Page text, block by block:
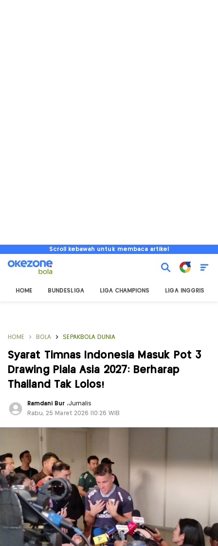
Scroll kebawah untuk membaca artikel
HOME BUNDESLIGA LIGA CHAMPIONS LIGA INGGRIS
HOME BOLA SEPAKBOLA DUNIA
Syarat Timnas Indonesia Masuk Pot 3
Drawing Piala Asia 2027: Berharap
Thailand Tak Lolos!
Ramdani Bur ,Jurnalis
Rabu, 25 Maret 2026 |10:26 WIB